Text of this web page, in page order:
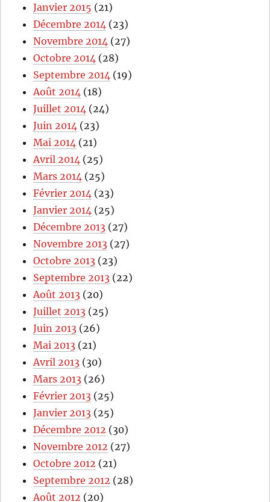
Janvier 2015 (21)
Décembre 2014 (23)
Novembre 2014 (27)
Octobre 2014 (28)
Septembre 2014 (19)
Août 2014 (18)
Juillet 2014 (24)
Juin 2014 (23)
Mai 2014 (21)
Avril 2014 (25)
Mars 2014 (25)
Février 2014 (23)
Janvier 2014 (25)
Décembre 2013 (27)
Novembre 2013 (27)
Octobre 2013 (23)
Septembre 2013 (22)
Août 2013 (20)
Juillet 2013 (25)
Juin 2013 (26)
Mai 2013 (21)
Avril 2013 (30)
Mars 2013 (26)
Février 2013 (25)
Janvier 2013 (25)
Décembre 2012 (30)
Novembre 2012 (27)
Octobre 2012 (21)
Septembre 2012 (28)
Août 2012 (20)